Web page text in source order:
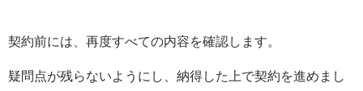
契約前には、再度すべての内容を確認します。
疑問点が残らないようにし、納得した上で契約を進めまし